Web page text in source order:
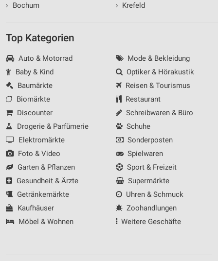
›
Bochum
› Krefeld
Top Kategorien
Auto & Motorrad
Baby & Kind
Baumärkte
Biomärkte
Discounter
Drogerie & Parfümerie
Elektromärkte
Foto & Video
Garten & Pflanzen
Gesundheit & Ärzte
Getränkemärkte
Kaufhäuser
Möbel & Wohnen
Mode & Bekleidung
Optiker & Hörakustik
Reisen & Tourismus
Restaurant
Schreibwaren & Büro
Schuhe
Sonderposten
Spielwaren
Sport & Freizeit
Supermärkte
Uhren & Schmuck
Zoohandlungen
Weitere Geschäfte